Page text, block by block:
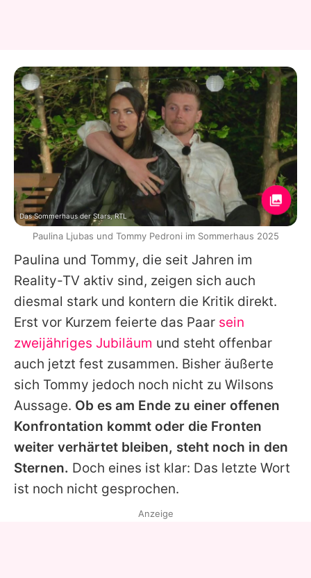
Paulina und Tommy, die seit Jahren im
Reality-TV aktiv sind, zeigen sich auch
diesmal stark und kontern die Kritik direkt.
Erst vor Kurzem feierte das Paar sein
zweijähriges Jubiläum und steht offenbar
auch jetzt fest zusammen. Bisher äußerte
sich Tommy jedoch noch nicht zu Wilsons
Aussage. Ob es am Ende zu einer offenen
Konfrontation kommt oder die Fronten
weiter verhärtet bleiben, steht noch in den
Sternen. Doch eines ist klar: Das letzte Wort
ist noch nicht gesprochen.
Das Sommerhaus der Stars, RTL
Paulina Ljubas und Tommy Pedroni im Sommerhaus 2025
Anzeige